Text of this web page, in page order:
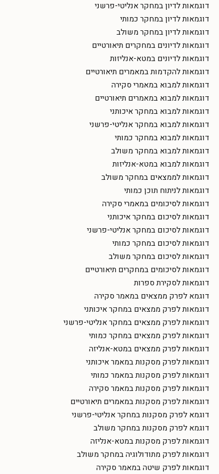
דוגמאות לדיון במחקר אנליטי-פרשני
דוגמאות לדיון במחקר כמותי
דוגמאות לדיון במחקר משולב
דוגמאות לדיונים במחקרים תיאורטיים
דוגמאות לדיונים במטא-אנליזות
דוגמאות להקדמות במאמרים תיאורטיים
דוגמאות למבוא במאמרי סקירה
דוגמאות למבוא במאמרים תיאורטיים
דוגמאות למבוא במחקר איכותני
דוגמאות למבוא במחקר אנליטי-פרשני
דוגמאות למבוא במחקר כמותי
דוגמאות למבוא במחקר משולב
דוגמאות למבוא במטא-אנליזות
דוגמאות לממצאים במחקר משולב
דוגמאות לניתוח תוכן כמותי
דוגמאות לסיכומים במאמרי סקירה
דוגמאות לסיכום במחקר איכותני
דוגמאות לסיכום במחקר אנליטי-פרשני
דוגמאות לסיכום במחקר כמותי
דוגמאות לסיכום במחקר משולב
דוגמאות לסיכומים במחקרים תיאורטיים
דוגמאות לסקירת ספרות
דוגמא לפרק ממצאים במאמר סקירה
דוגמאות לפרק ממצאים במחקר איכותני
דוגמאות לפרק ממצאים במחקר אנליטי-פרשני
דוגמאות לפרק ממצאים במחקר כמותי
דוגמאות לפרק ממצאים במטא-אנליזה
דוגמאות לפרק מסקנות במאמר איכותני
דוגמאות לפרק מסקנות במאמר כמותי
דוגמאות לפרק מסקנות במאמר סקירה
דוגמאות לפרק מסקנות במאמרים תיאורטיים
דוגמא לפרק מסקנות במחקר אנליטי-פרשני
דוגמא לפרק מסקנות במחקר משולב
דוגמאות לפרק מסקנות במטא-אנליזה
דוגמאות לפרק מתודולוגיה במחקר משולב
דוגמאות לפרק שיטה במאמר סקירה